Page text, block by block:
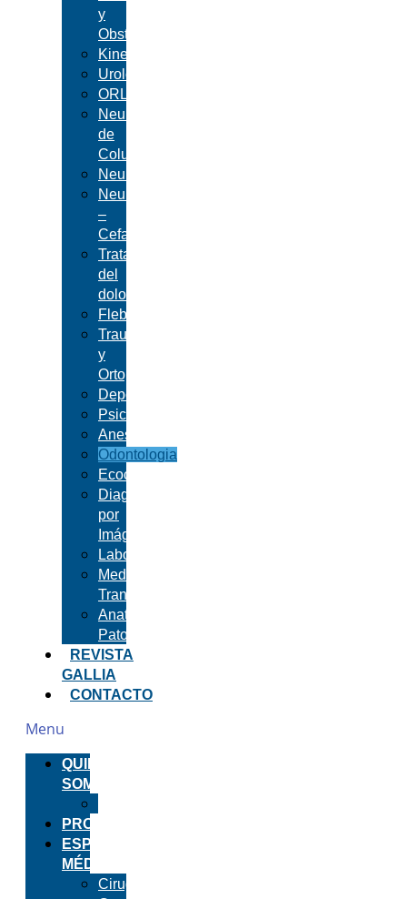
y
Obstetricia
Kinesiología
Urología
ORL
Neurocirugía
de
Columna
Neurología
Neurología
–
Cefalea
Tratamiento
del
dolor
Flebología
Traumatología
y
Ortopedia
Deportología
Psicología
Anestesiología
Odontologia
Ecocardiografía
Diagnóstico
por
Imágenes
Laboratorio
Medicina
Transfusional
Anatomía
Patológica
REVISTA
GALLIA
CONTACTO
Menu
QUIENES
SOMOS
PROFESIONALES
ESPECIALIDADES
MÉDICAS
Cirugía